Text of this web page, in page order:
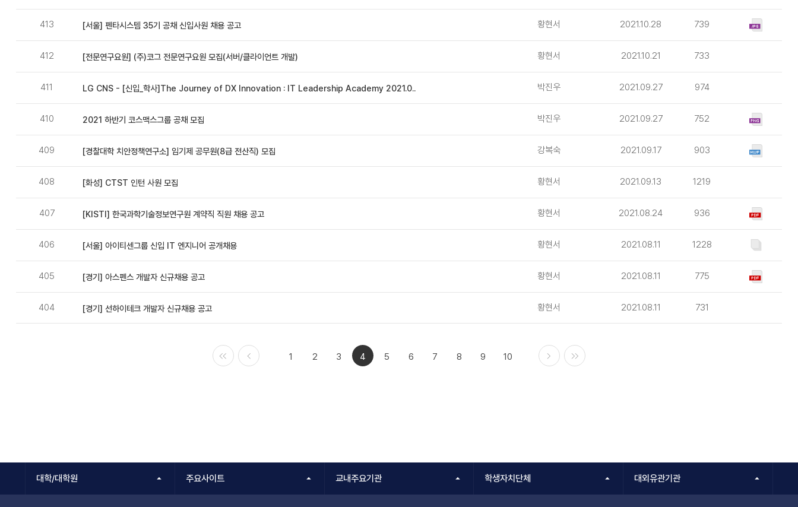
자,
록
첨
파
조
수
413 [서울] 펜타시스템 35기 공채 신입사원 채용 공고 황현서 2021.10.28 739
412 [전문연구요원] (주)코그 전문연구요원 모집(서버/클라이언트 개발) 황현서 2021.10.21 733
411 LG CNS - [신입_학사]The Journey of DX Innovation : IT Leadership Academy 2021.0.. 박진우 2021.09.27 974
410 2021 하반기 코스맥스그룹 공채 모집 박진우 2021.09.27 752
409 [경찰대학 치안정책연구소] 임기제 공무원(8급 전산직) 모집 강복숙 2021.09.17 903
408 [화성] CTST 인턴 사원 모집 황현서 2021.09.13 1219
407 [KISTI] 한국과학기술정보연구원 계약직 직원 채용 공고 황현서 2021.08.24 936
406 [서울] 아이티센그룹 신입 IT 엔지니어 공개채용 황현서 2021.08.11 1228
405 [경기] 아스펜스 개발자 신규채용 공고 황현서 2021.08.11 775
404 [경기] 선하이테크 개발자 신규채용 공고 황현서 2021.08.11 731
1 2 3 4 5 6 7 8 9 10
대학/대학원 주요사이트 교내주요기관 학생자치단체 대외유관기관